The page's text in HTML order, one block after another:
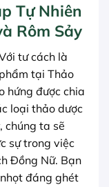
Tự Nhiên
Rôm Sảy
tư cách là
tại Thảo
hứng được chia
loại thảo dược
chúng ta sẽ
sự trong việc
Đồng Nữ. Bạn
đáng ghét